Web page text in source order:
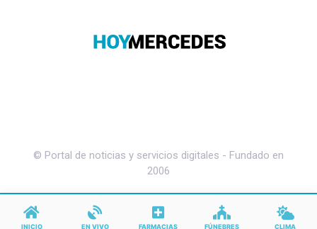
© Portal de noticias y servicios digitales - Fundado en
2006
INICIO EN VIVO FARMACIAS FÚNEBRES CLIMA